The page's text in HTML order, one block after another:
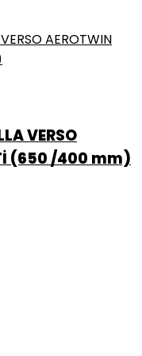
VERSO
(650 /400 mm)